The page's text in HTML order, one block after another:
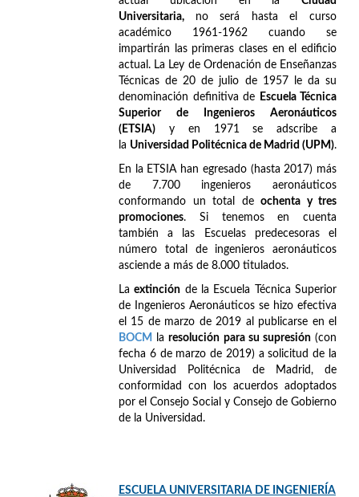
Universitaria, no será hasta el curso
académico 1961-1962 cuando se
impartirán las primeras clases en el edificio
actual. La Ley de Ordenación de Enseñanzas
Técnicas de 20 de julio de 1957 le da su
denominación definitiva de
Escuela Técnica
Superior de Ingenieros Aeronáuticos
(ETSIA) y en 1971 se adscribe a
la Universidad Politécnica de Madrid (UPM).
En la ETSIA han egresado (hasta 2017) más
de 7.700 ingenieros aeronáuticos
conformando un total de ochenta y tres
promociones. Si tenemos en cuenta
también a las Escuelas predecesoras el
número total de ingenieros aeronáuticos
asciende a más de 8.000 titulados.
Laextinción de la Escuela Técnica Superior
de Ingenieros Aeronáuticos se hizo efectiva
el 15 de marzo de 2019 al publicarse en el
BOCM
laresolución para su supresión(con
fecha 6 de marzo de 2019) a solicitud de la
Universidad Politécnica de Madrid, de
conformidad con los acuerdos adoptados
por el Consejo Social y Consejo de Gobierno
de la Universidad.
ESCUELA UNIVERSITARIA DE INGENIERÍA